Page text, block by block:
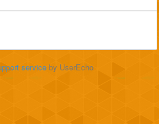
service by UserEcho